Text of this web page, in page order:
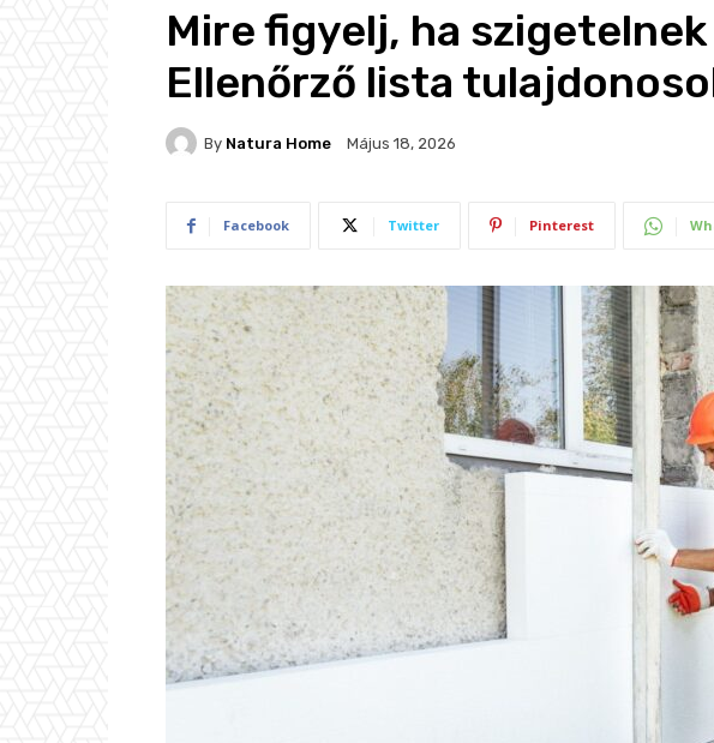
Mire figyelj, ha
Ellenőrző lista
By Natura Home Május 18, 2026
Facebook Twitter Pinterest